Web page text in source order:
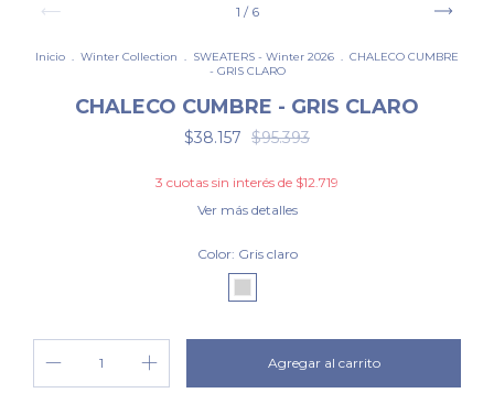
1 / 6
Inicio . Winter Collection . SWEATERS - Winter 2026 . CHALECO CUMBRE
- GRIS CLARO
CHALECO CUMBRE - GRIS CLARO
$38.157 $95.393
3 cuotas sin interés de $12.719
Ver más detalles
Color: Gris claro